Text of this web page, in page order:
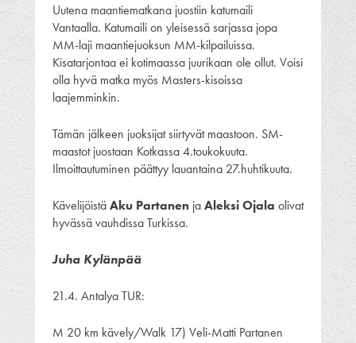
Uutena maantiematkana juostiin katumaili
Vantaalla. Katumaili on yleisessä sarjassa jopa
MM-laji maantiejuoksun MM-kilpailuissa.
Kisatarjontaa ei kotimaassa juurikaan ole ollut. Voisi
olla hyvä matka myös Masters-kisoissa
laajemminkin.
Tämän jälkeen juoksijat siirtyvät maastoon. SM-
maastot juostaan Kotkassa 4.toukokuuta.
Ilmoittautuminen päättyy lauantaina 27.huhtikuuta.
KävelijöistäAku Partanen jaAleksi Ojala olivat
hyvässä vauhdissa Turkissa.
Juha Kylänpää
21.4. Antalya TUR:
M 20 km kävely/Walk 17) Veli-Matti Partanen